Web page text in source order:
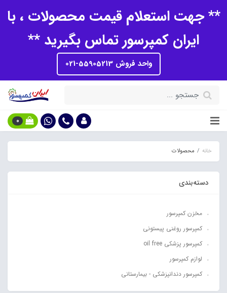
** جهت استعلام قیمت محصولات ، با
ایران کمپرسور تماس بگیرید **
واحد فروش 55905213-021
0
خانه محصولات
دسته‌بندی
مخزن کمپرسور
کمپرسور روغنی پیستونی
کمپرسور پزشکی oil free
لوازم کمپرسور
کمپرسور دندانپزشکی - بیمارستانی